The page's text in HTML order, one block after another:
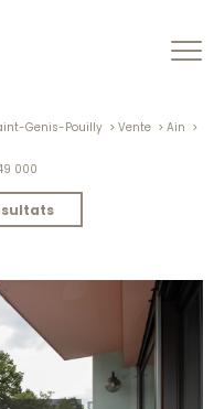
Genis-Pouilly Vente
Ain
000